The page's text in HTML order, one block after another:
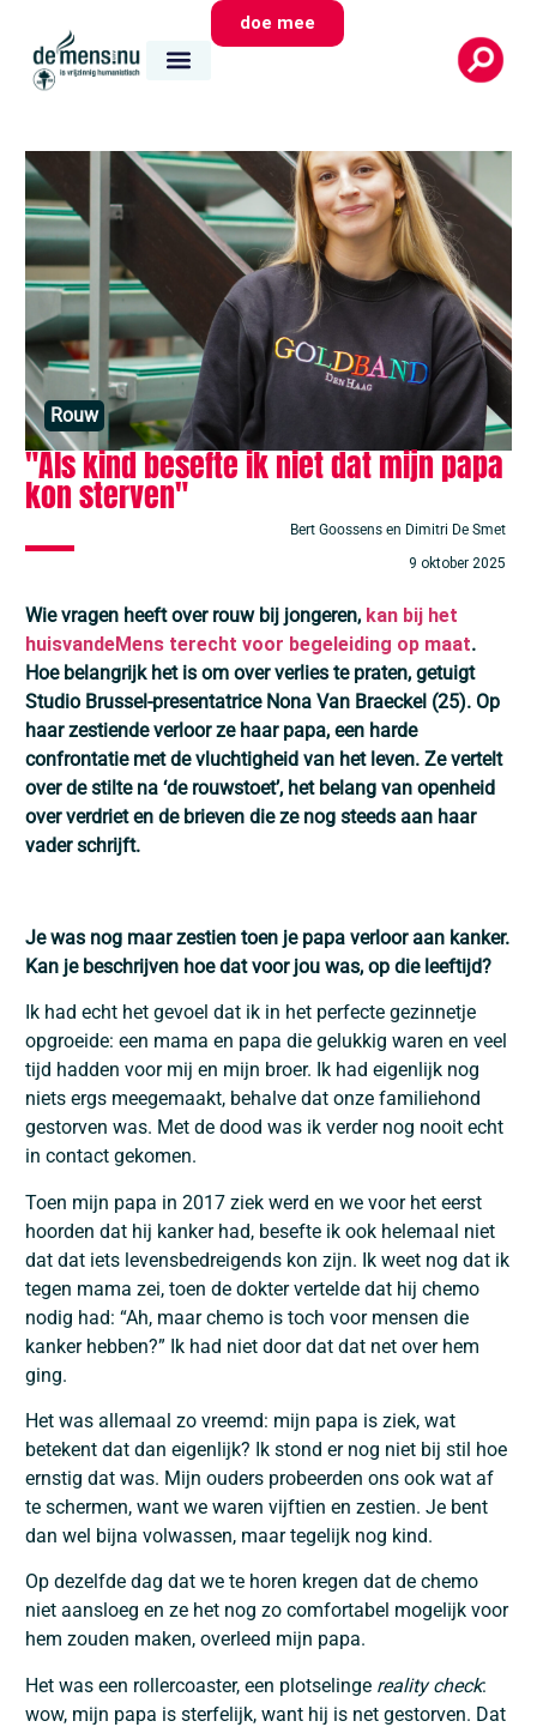
doe mee
Rouw
"Als kind besefte ik niet dat mijn papa
kon sterven"
Bert Goossens en Dimitri De Smet
9 oktober 2025
Wie vragen heeft over rouw bij jongeren, kan bij het
huisvandeMens terecht voor begeleiding op maat.
Hoe belangrijk het is om over verlies te praten, getuigt
Studio Brussel-presentatrice Nona Van Braeckel (25). Op
haar zestiende verloor ze haar papa, een harde
confrontatie met de vluchtigheid van het leven. Ze vertelt
over de stilte na ‘de rouwstoet’, het belang van openheid
over verdriet en de brieven die ze nog steeds aan haar
vader schrijft.
Je was nog maar zestien toen je papa verloor aan kanker.
Kan je beschrijven hoe dat voor jou was, op die leeftijd?
Ik had echt het gevoel dat ik in het perfecte gezinnetje
opgroeide: een mama en papa die gelukkig waren en veel
tijd hadden voor mij en mijn broer. Ik had eigenlijk nog
niets ergs meegemaakt, behalve dat onze familiehond
gestorven was. Met de dood was ik verder nog nooit echt
in contact gekomen.
Toen mijn papa in 2017 ziek werd en we voor het eerst
hoorden dat hij kanker had, besefte ik ook helemaal niet
dat dat iets levensbedreigends kon zijn. Ik weet nog dat ik
tegen mama zei, toen de dokter vertelde dat hij chemo
nodig had: “Ah, maar chemo is toch voor mensen die
kanker hebben?” Ik had niet door dat dat net over hem
ging.
Het was allemaal zo vreemd: mijn papa is ziek, wat
betekent dat dan eigenlijk? Ik stond er nog niet bij stil hoe
ernstig dat was. Mijn ouders probeerden ons ook wat af
te schermen, want we waren vijftien en zestien. Je bent
dan wel bijna volwassen, maar tegelijk nog kind.
Op dezelfde dag dat we te horen kregen dat de chemo
niet aansloeg en ze het nog zo comfortabel mogelijk voor
hem zouden maken, overleed mijn papa.
Het was een rollercoaster, een plotselinge reality check:
wow, mijn papa is sterfelijk, want hij is net gestorven. Dat